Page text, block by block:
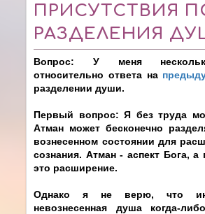
ПРИСУТСТВИЯ
РАЗДЕЛЕНИЯ
Вопрос: У меня
относительно ответа на
разделении души.
Первый вопрос: Я без труда
Атман может бесконечно
вознесенном состоянии для
сознания. Атман - аспект Бога, а
это расширение.
Однако я не верю, что
невознесенная душа когда-